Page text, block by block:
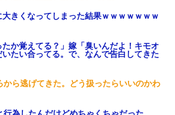
大きくなってしまった結果ｗｗｗｗｗｗｗ
か覚えてる？」嫁「臭いんだよ！キモオ
たい合ってる。で、なんで告白してきた
から逃げてきた。どう扱ったらいいのかわ
為したんだけどめちゃくちゃだった